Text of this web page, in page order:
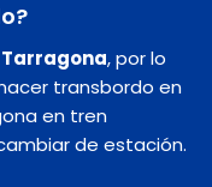
, por lo
transbordo en
en tren
de estación.